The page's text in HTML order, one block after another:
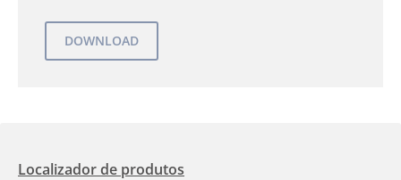
Localizador de produtos